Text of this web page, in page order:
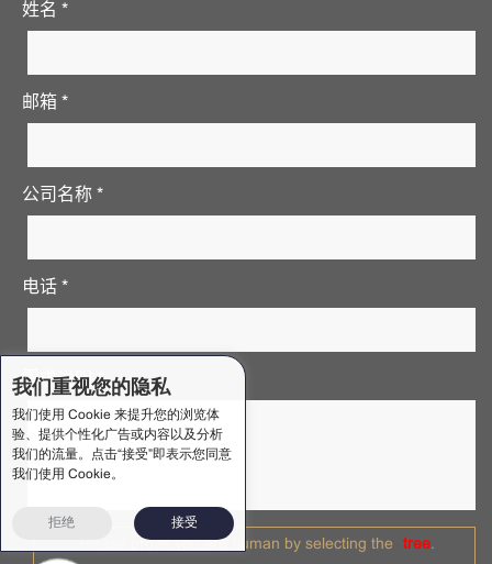
我们重视您的隐私
我们使用 Cookie 来提升您的浏览体
验、提供个性化广告或内容以及分析
我们的流量。点击“接受”即表示您同意
我们使用 Cookie。
拒绝 接受
姓名 *
邮箱 *
公司名称 *
电话 *
需求说明 *
Please prove you are human by selecting the tree.